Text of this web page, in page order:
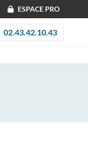
ESPACE PRO
02.43.42.10.43